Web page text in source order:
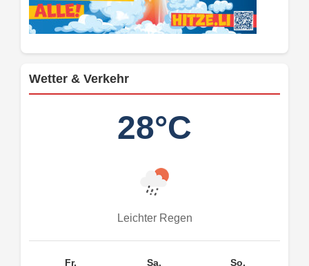
Wetter & Verkehr
28°C
Leichter Regen
Fr. Sa. So.